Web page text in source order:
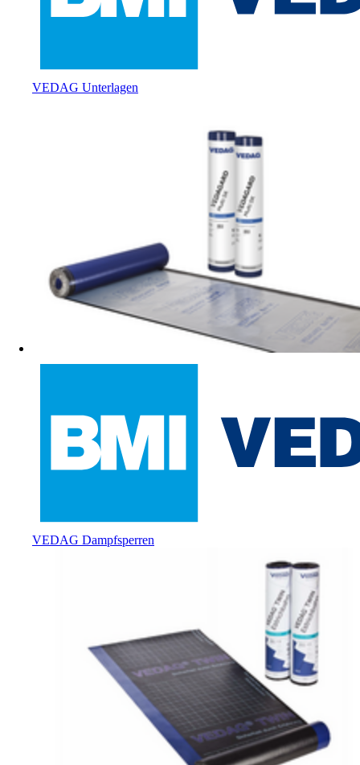
VEDAG Unterlagen
VEDAG Dampfsperren